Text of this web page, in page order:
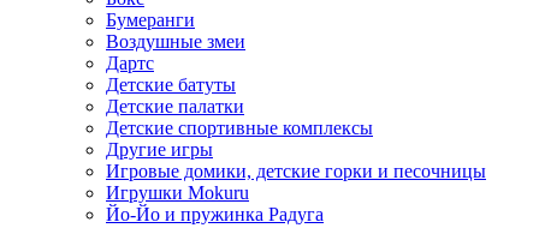
Бумеранги
Воздушные змеи
Дартс
Детские батуты
Детские палатки
Детские спортивные комплексы
Другие игры
Игровые домики, детские горки и песочницы
Игрушки Mokuru
Йо-Йо и пружинка Радуга